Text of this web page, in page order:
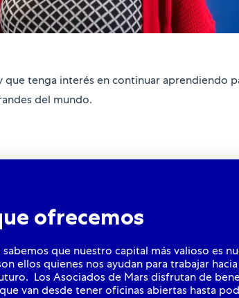
tenga interés en continuar aprendiendo
del mundo.
ofrecemos
sabemos que nuestro capital más valioso es
ellos quienes nos ayudan para trabajar
Los Asociados de Mars disfrutan de
van desde tener oficinas abiertas hasta